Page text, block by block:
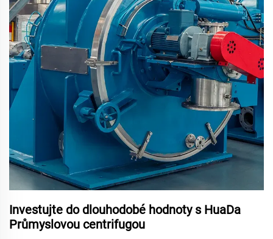
Investujte do dlouhodobé hodnoty s HuaDa
Průmyslovou centrifugou